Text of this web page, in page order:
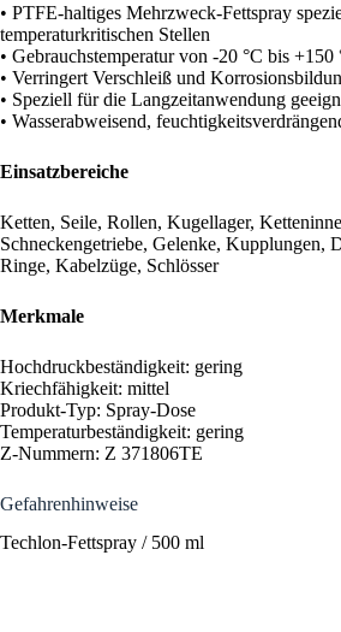
• PTFE-haltiges Mehrzweck-Fettspray
temperaturkritischen Stellen
• Gebrauchstemperatur von -20 °C bis +150
• Verringert Verschleiß und
• Speziell für die Langzeitanwendung
• Wasserabweisend,
Einsatzbereiche
Ketten, Seile, Rollen, Kugellager,
Schneckengetriebe, Gelenke, Kupplungen,
Ringe, Kabelzüge, Schlösser
Merkmale
Hochdruckbeständigkeit: gering
Kriechfähigkeit: mittel
Produkt-Typ: Spray-Dose
Temperaturbeständigkeit: gering
Z-Nummern: Z 371806TE
Gefahrenhinweise
Techlon-Fettspray / 500 ml